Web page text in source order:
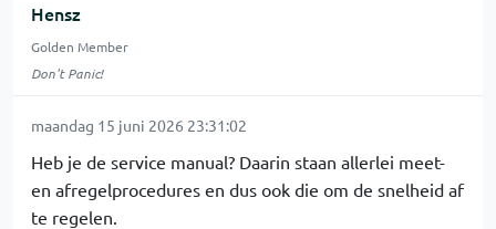
Hensz
Golden Member
Don't Panic!
maandag 15 juni 2026 23:31:02
Heb je de service manual? Daarin staan allerlei meet-
en afregelprocedures en dus ook die om de snelheid af
te regelen.